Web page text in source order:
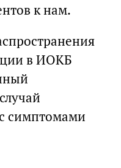
к нам.
в ИОКБ
симптомами